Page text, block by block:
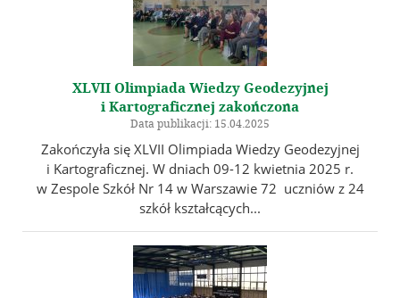
XLVII Olimpiada Wiedzy Geodezyjnej
i Kartograficznej zakończona
Data publikacji: 15.04.2025
Zakończyła się XLVII Olimpiada Wiedzy Geodezyjnej
i Kartograficznej. W dniach 09-12 kwietnia 2025 r.
w Zespole Szkół Nr 14 w Warszawie 72 uczniów z 24
szkół kształcących...